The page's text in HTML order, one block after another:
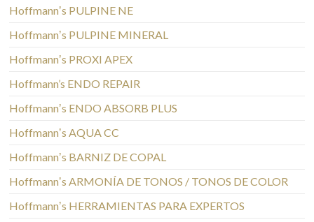
Hoffmannʼs PULPINE NE
Hoffmannʼs PULPINE MINERAL
Hoffmannʼs PROXI APEX
Hoffmann’s ENDO REPAIR
Hoffmannʼs ENDO ABSORB PLUS
Hoffmannʼs AQUA CC
Hoffmannʼs BARNIZ DE COPAL
Hoffmannʼs ARMONÍA DE TONOS / TONOS DE COLOR
Hoffmannʼs HERRAMIENTAS PARA EXPERTOS